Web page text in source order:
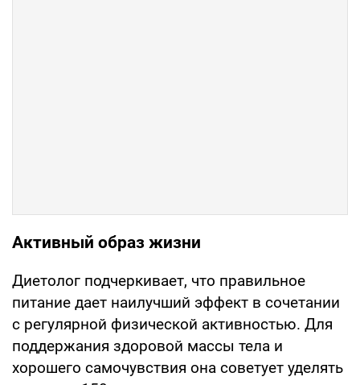
Активный образ жизни
Диетолог подчеркивает, что правильное
питание дает наилучший эффект в сочетании
с регулярной физической активностью. Для
поддержания здоровой массы тела и
хорошего самочувствия она советует уделять